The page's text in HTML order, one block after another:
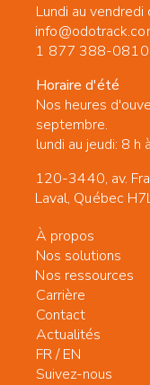
Lundi au
1 877 388-0810
Horaire d'été
Nos heures
septembre.
lundi au jeudi: 8 h
120-3440, av.
Laval, Québec
À propos
Nos solutions
Nos ressources
Carrière
Contact
Actualités
FR/EN
Suivez-nous